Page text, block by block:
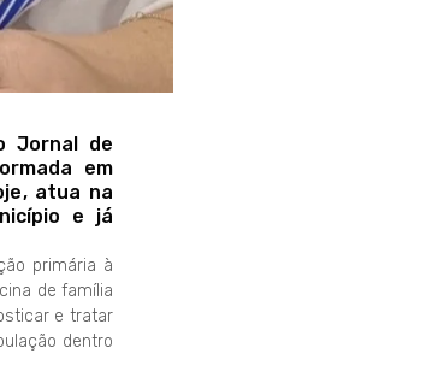
Jornal de
em
atua na
e já
primária à
de família
e tratar
dentro